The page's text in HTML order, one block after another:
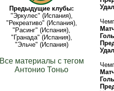
Предыдущие клубы:
"Эркулес" (Испания),
"Рекреативо" (Испания),
"Расинг" (Испания),
"Гранада" (Испания),
"Эльче" (Испания)
Все материалы с тегом
Антонио Тоньо